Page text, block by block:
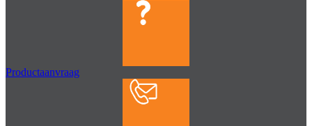
Productaanvraag